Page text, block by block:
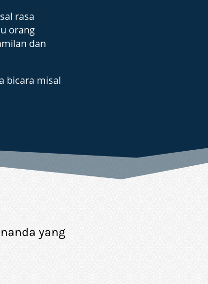
rasa
orang
dan
bicara misal
yang